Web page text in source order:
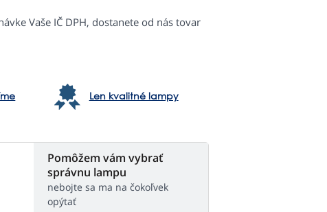
Vaše IČ DPH, dostanete od nás tovar
Len kvalitné lampy
Pomôžem vám vybrať
správnu lampu
nebojte sa ma na čokoľvek
opýtať